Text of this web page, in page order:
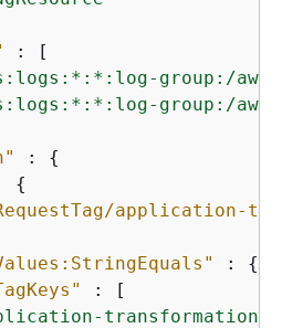
: [
group:/
group:/
: {
{
application-
: {
: [
transformation"